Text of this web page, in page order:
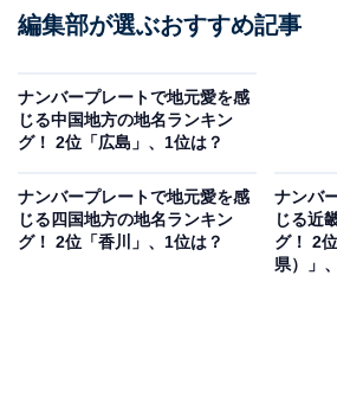
編集部が選ぶおすすめ記事
ナンバープレートで地元愛を感
じる中国地方の地名ランキン
グ！ 2位「広島」、1位は？
ナンバープレートで地元愛を感
じる四国地方の地名ランキン
グ！ 2位「香川」、1位は？
ナンバ
じる近
グ！ 2
県）」